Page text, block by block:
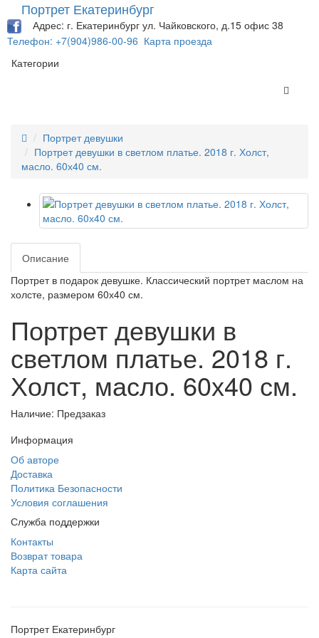
Портрет Екатеринбург
Адрес: г. Екатеринбург ул. Чайковского, д.15 офис 38
Телефон: +7(904)986-00-96 Карта проезда
Категории
Портрет девушки
Портрет девушки в светлом платье. 2018 г. Холст,
масло. 60х40 см.
Описание
Портрет в подарок девушке. Классический портрет маслом на
холсте, размером 60х40 см.
Портрет девушки в
светлом платье. 2018 г.
Холст, масло. 60х40 см.
Наличие: Предзаказ
Информация
Об авторе
Доставка
Политика Безопасности
Условия соглашения
Служба поддержки
Контакты
Возврат товара
Карта сайта
Портрет Екатеринбург